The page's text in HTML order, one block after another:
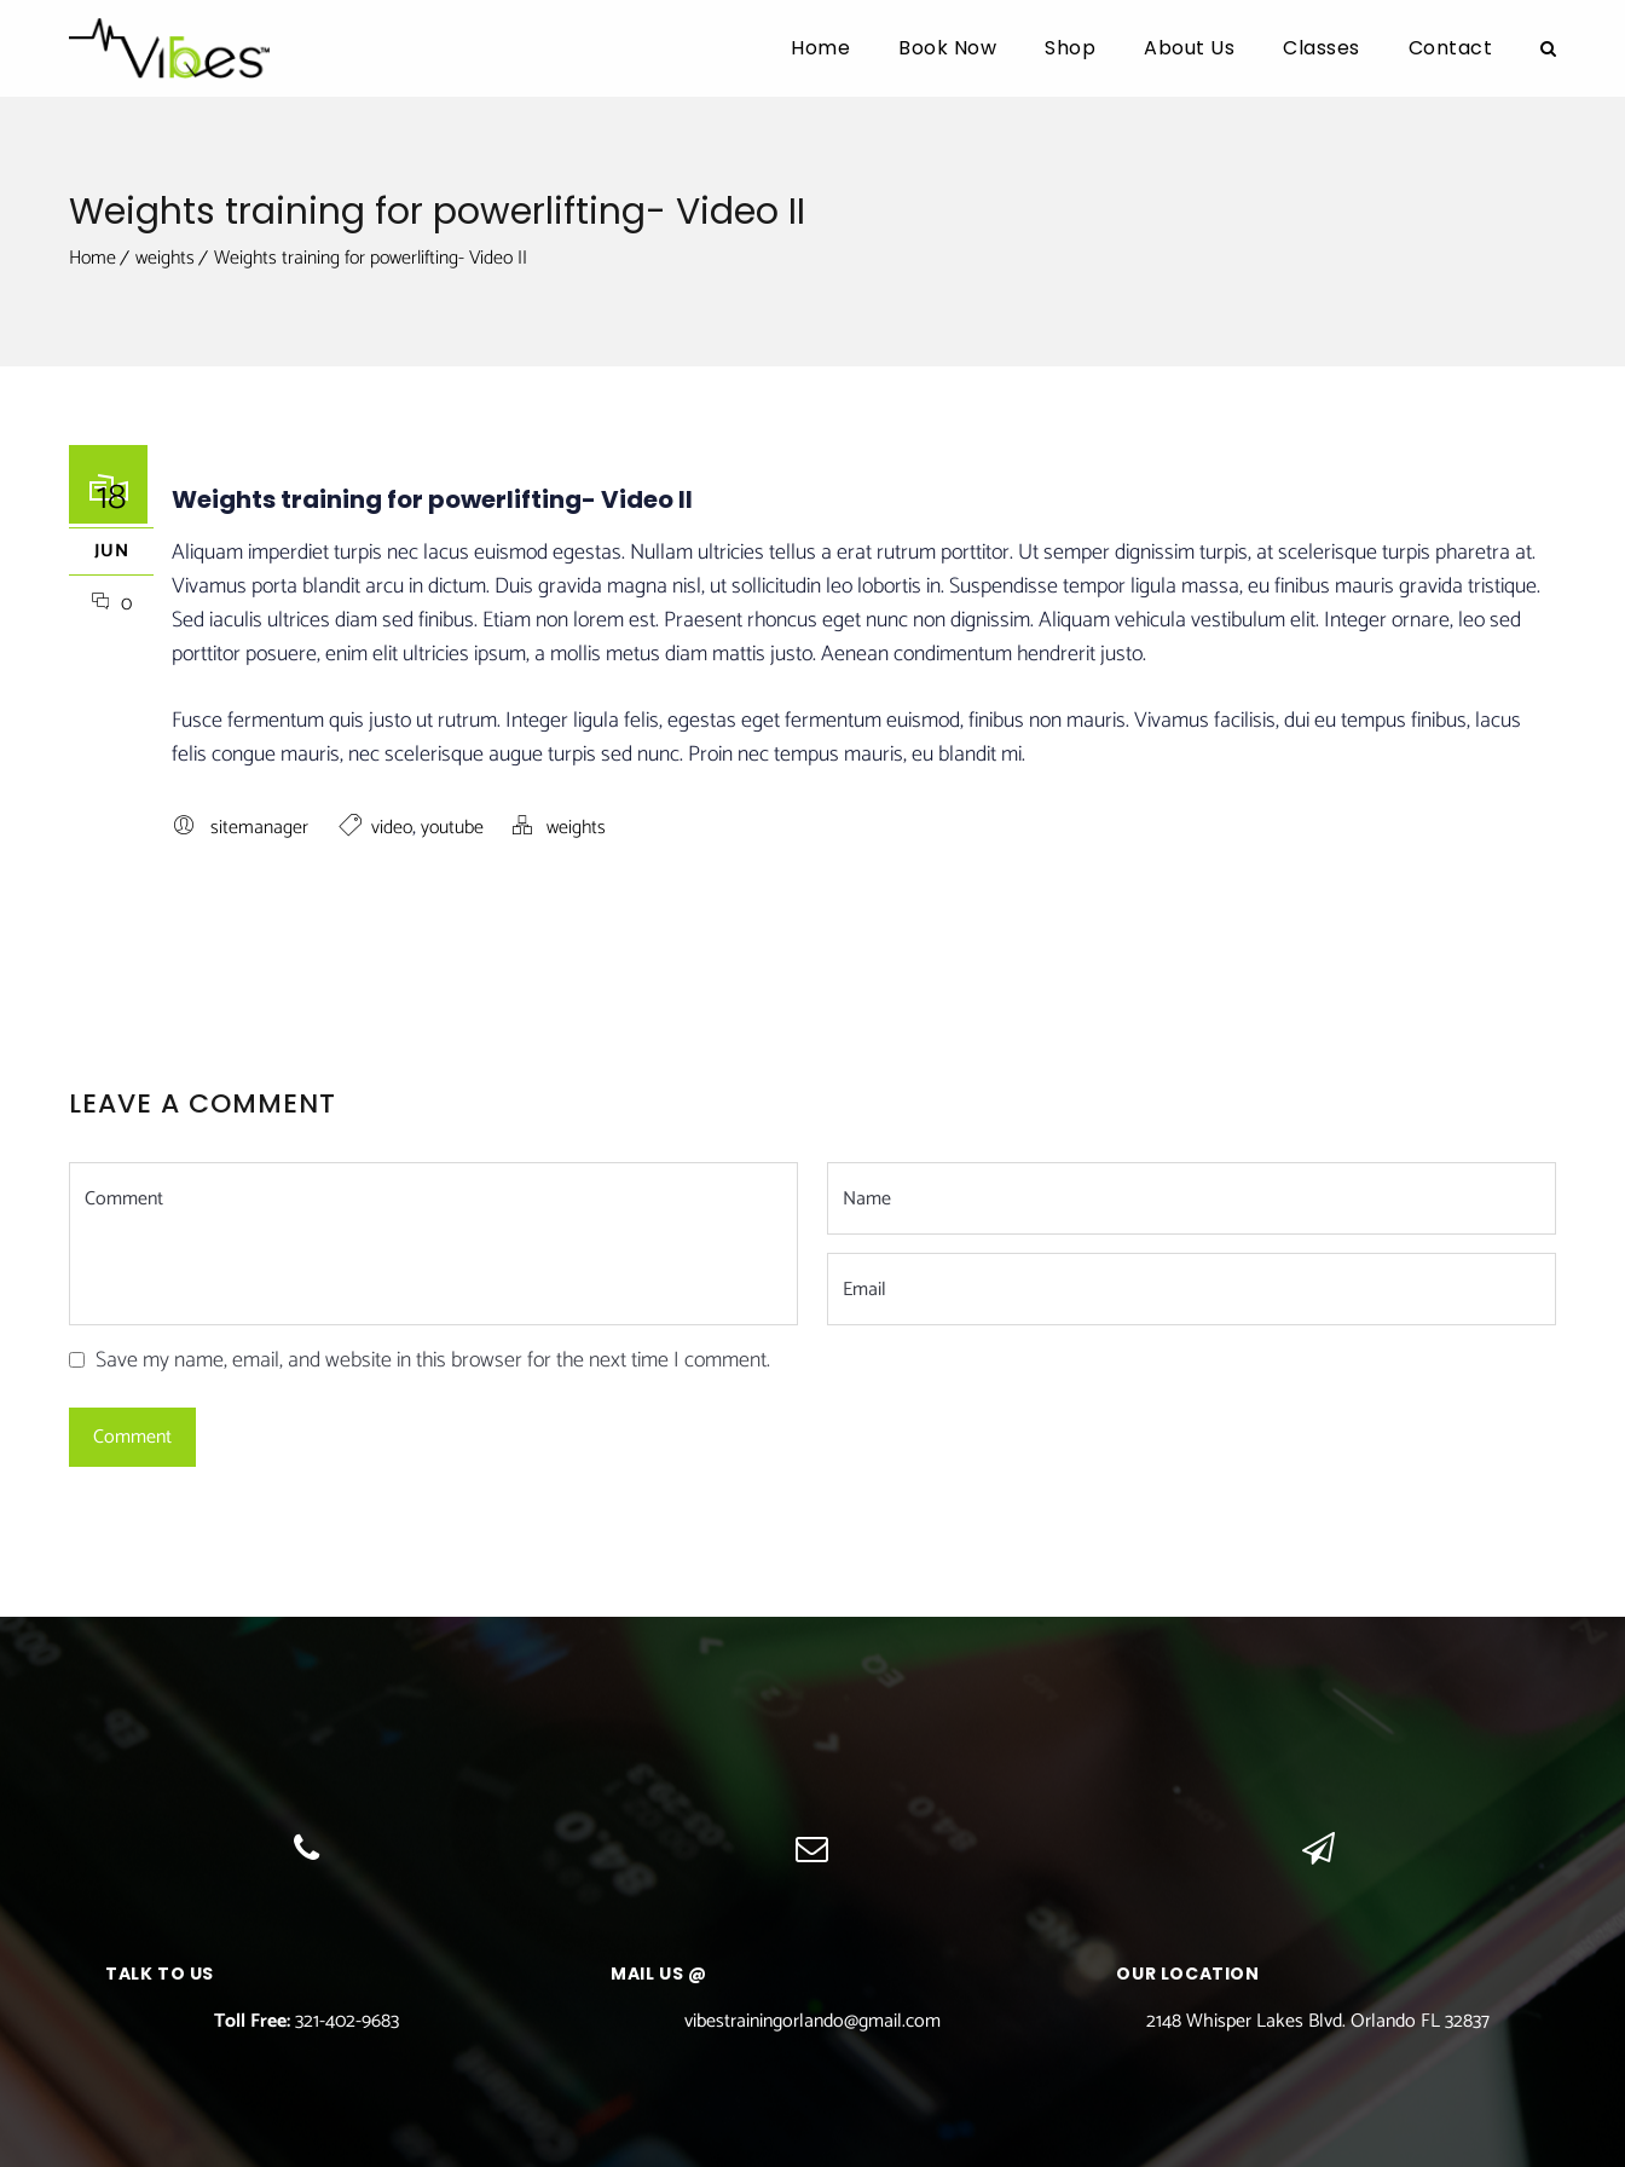
Home Book Now Shop About Us Classes Contact
Weights training for powerlifting- Video II
Home weights Weights training for powerlifting- Video II
18
JUN
0
Weights training for powerlifting- Video II
Aliquam imperdiet turpis nec lacus euismod egestas. Nullam ultricies tellus a erat rutrum porttitor. Ut semper dignissim turpis, at scelerisque turpis pharetra at.
Vivamus porta blandit arcu in dictum. Duis gravida magna nisl, ut sollicitudin leo lobortis in. Suspendisse tempor ligula massa, eu finibus mauris gravida tristique.
Sed iaculis ultrices diam sed finibus. Etiam non lorem est. Praesent rhoncus eget nunc non dignissim. Aliquam vehicula vestibulum elit. Integer ornare, leo sed
porttitor posuere, enim elit ultricies ipsum, a mollis metus diam mattis justo. Aenean condimentum hendrerit justo.
Fusce fermentum quis justo ut rutrum. Integer ligula felis, egestas eget fermentum euismod, finibus non mauris. Vivamus facilisis, dui eu tempus finibus, lacus
felis congue mauris, nec scelerisque augue turpis sed nunc. Proin nec tempus mauris, eu blandit mi.
sitemanager video,youtube weights
LEAVE A COMMENT
Save my name, email, and website in this browser for the next time I comment.
TALK TO US
Toll Free:321-402-9683
MAIL US @
vibestrainingorlando@gmail.com
OUR LOCATION
2148 Whisper Lakes Blvd. Orlando FL 32837